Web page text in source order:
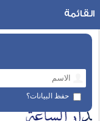
حفظ البيانات؟
القائمة